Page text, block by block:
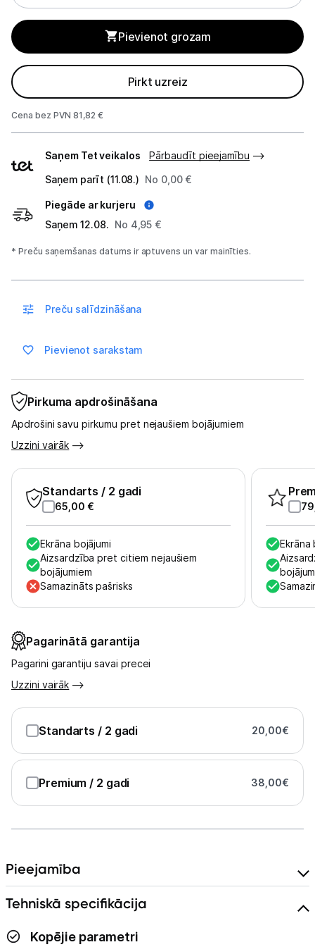
Mikroviļņu krāsnis
Mazā tehnika
Kafijas pagatavošana
Mazā virtuves tehnika
Klimata iekārtas
Apģērbu kopšana
Sports un atpūta
Vēlmju saraksts
Blogs
Piegāde un apmaksa
Kontakti
Pievienot grozam
Pirkt uzreiz
Cena bez PVN 81,82 €
veidi
Saņem Tet veikalos
Pārbaudīt pieejamību
Saņem parīt (11.08.) No 0,00 €
Piegāde ar kurjeru
Saņem 12.08. No 4,95 €
* Preču saņemšanas datums ir aptuvens un var mainīties.
Preču salīdzināšana
Pievienot sarakstam
Pirkuma apdrošināšana
Apdrošini savu pirkumu pret nejaušiem bojājumiem
Uzzini vairāk
Standarts / 2 gadi
65,00 €
Ekrāna bojājumi
Aizsardzība pret citiem nejaušiem
bojājumiem
Samazināts pašrisks
Ekrāna
Pagarinātā garantija
Pagarini garantiju savai precei
Uzzini vairāk
Standarts / 2 gadi 20,00€
Premium / 2 gadi 38,00€
Pieejamība
Tehniskā specifikācija
Kopējie parametri